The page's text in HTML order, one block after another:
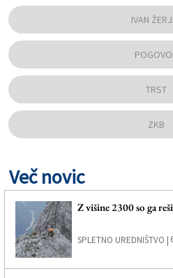
IVAN
TRST
ZKB
Več novic
Z višine 2300 so ga
SPLETNO UREDNIŠTVO |